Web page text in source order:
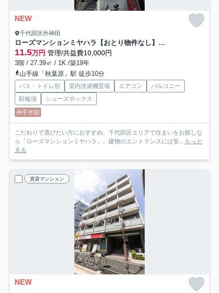
NEW
千代田区外神田
ローズマンションミヤハラ【おとり物件なし】#学生・社会人にオススメ！初期費用分割払いOK！
11.5万円 管理/共益費10,000円
3階 / 27.39㎡ / 1K /築19年
山手線「秋葉原」駅 徒歩10分
バス・トイレ別 室内洗濯機置場 エアコン
バルコニー
駐輪場
シューズボックス
仲手半額
こだわりで選びたい方におすすめ。千代田区エリアで住まいをお探しな
ら「ローズマンションミヤハラ」。建物のエントランスには安... もっと
見る
賃貸マンション
NEW